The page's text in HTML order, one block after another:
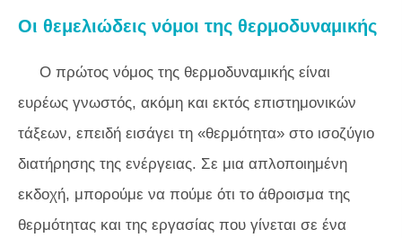
Οι θεμελιώδεις νόμοι της θερμοδυναμικής
Ο πρώτος νόμος της θερμοδυναμικής είναι
ευρέως γνωστός, ακόμη και εκτός επιστημονικών
τάξεων, επειδή εισάγει τη «θερμότητα» στο ισοζύγιο
διατήρησης της ενέργειας. Σε μια απλοποιημένη
εκδοχή, μπορούμε να πούμε ότι το άθροισμα της
θερμότητας και της εργασίας που γίνεται σε ένα